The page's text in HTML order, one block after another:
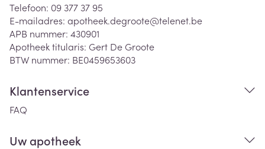
Telefoon: 09 377 37 95
E-mailadres: apotheek.degroote@telenet.be
APB nummer: 430901
Apotheek titularis: Gert De Groote
BTW nummer: BE0459653603
Klantenservice
FAQ
Uw apotheek